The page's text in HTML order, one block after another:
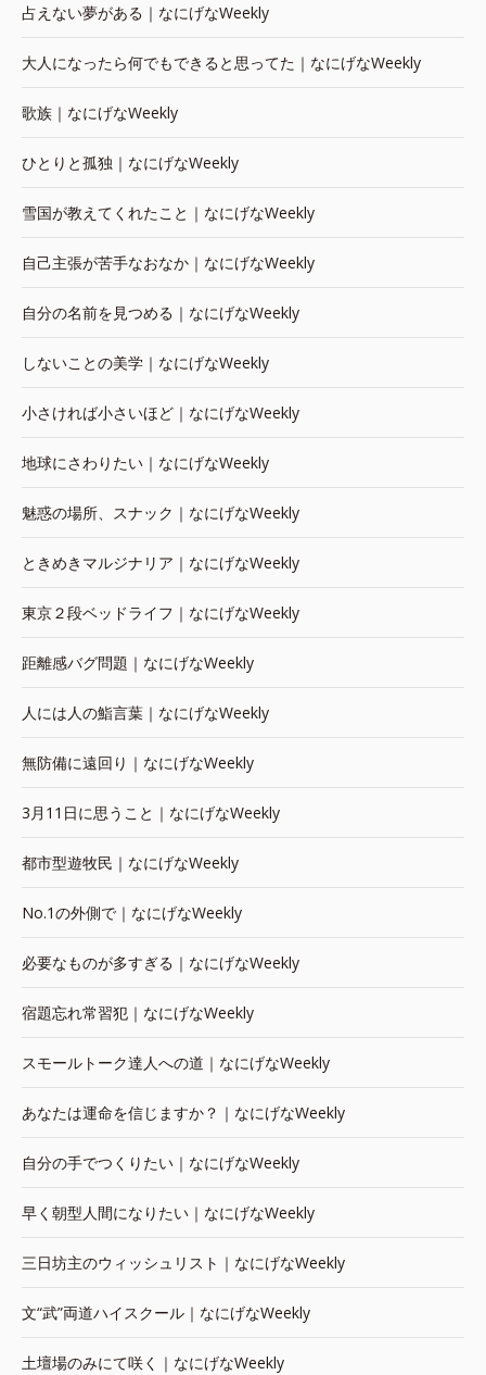
占えない夢がある｜なにげなWeekly
大人になったら何でもできると思ってた｜なにげなWeekly
歌族｜なにげなWeekly
ひとりと孤独｜なにげなWeekly
雪国が教えてくれたこと｜なにげなWeekly
自己主張が苦手なおなか｜なにげなWeekly
自分の名前を見つめる｜なにげなWeekly
しないことの美学｜なにげなWeekly
小さければ小さいほど｜なにげなWeekly
地球にさわりたい｜なにげなWeekly
魅惑の場所、スナック｜なにげなWeekly
ときめきマルジナリア｜なにげなWeekly
東京２段ベッドライフ｜なにげなWeekly
距離感バグ問題｜なにげなWeekly
人には人の鮨言葉｜なにげなWeekly
無防備に遠回り｜なにげなWeekly
3月11日に思うこと｜なにげなWeekly
都市型遊牧民｜なにげなWeekly
No.1の外側で｜なにげなWeekly
必要なものが多すぎる｜なにげなWeekly
宿題忘れ常習犯｜なにげなWeekly
スモールトーク達人への道｜なにげなWeekly
あなたは運命を信じますか？｜なにげなWeekly
自分の手でつくりたい｜なにげなWeekly
早く朝型人間になりたい｜なにげなWeekly
三日坊主のウィッシュリスト｜なにげなWeekly
文“武”両道ハイスクール｜なにげなWeekly
土壇場のみにて咲く｜なにげなWeekly